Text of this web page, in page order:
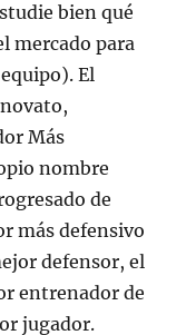
bien qué
mercado para
El
Más
nombre
de
más defensivo
defensor, el
entrenador de
jugador.